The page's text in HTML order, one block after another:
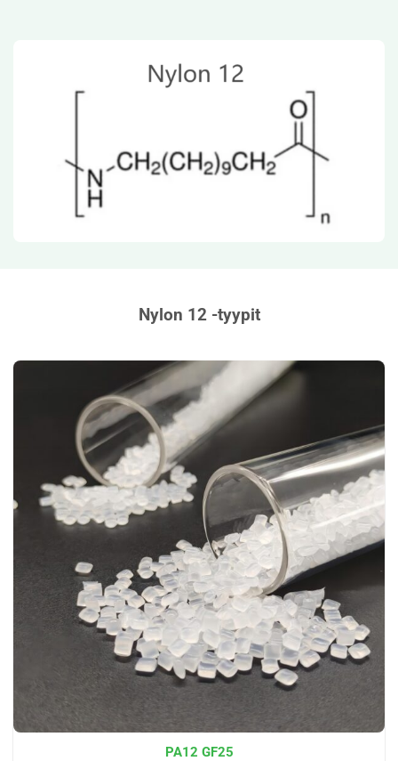
Nylon 12 -tyypit
PA12 GF25